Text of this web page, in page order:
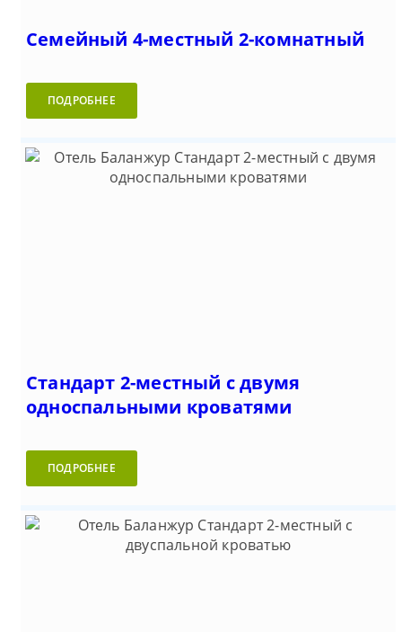
Семейный 4-местный 2-комнатный
ПОДРОБНЕЕ
Стандарт 2-местный с двумя
односпальными кроватями
ПОДРОБНЕЕ